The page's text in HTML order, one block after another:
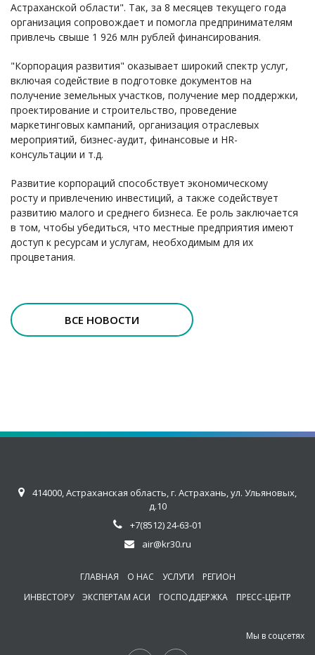
Астраханской области". Так, за 8 месяцев текущего года
организация сопровождает и помогла предпринимателям
привлечь свыше 1 926 млн рублей финансирования.
"Корпорация развития" оказывает широкий спектр услуг,
включая содействие в подготовке документов на
получение земельных участков, получение мер поддержки,
проектирование и строительство, проведение
маркетинговых кампаний, организация отраслевых
мероприятий, бизнес-аудит, финансовые и HR-
консультации и т.д.
Развитие корпораций способствует экономическому
росту и привлечению инвестиций, а также содействует
развитию малого и среднего бизнеса. Ее роль заключается
в том, чтобы убедиться, что местные предприятия имеют
доступ к ресурсам и услугам, необходимым для их
процветания.
ВСЕ НОВОСТИ
414000, Астраханская область, г. Астрахань, ул. Ульяновых,
д.10
+7(8512) 24-63-01
air@kr30.ru
ГЛАВНАЯ О НАС УСЛУГИ
РЕГИОН
ИНВЕСТОРУ
ЭКСПЕРТАМ АСИ ГОСПОДДЕРЖКА ПРЕСС-ЦЕНТР
Мы в соцсетях